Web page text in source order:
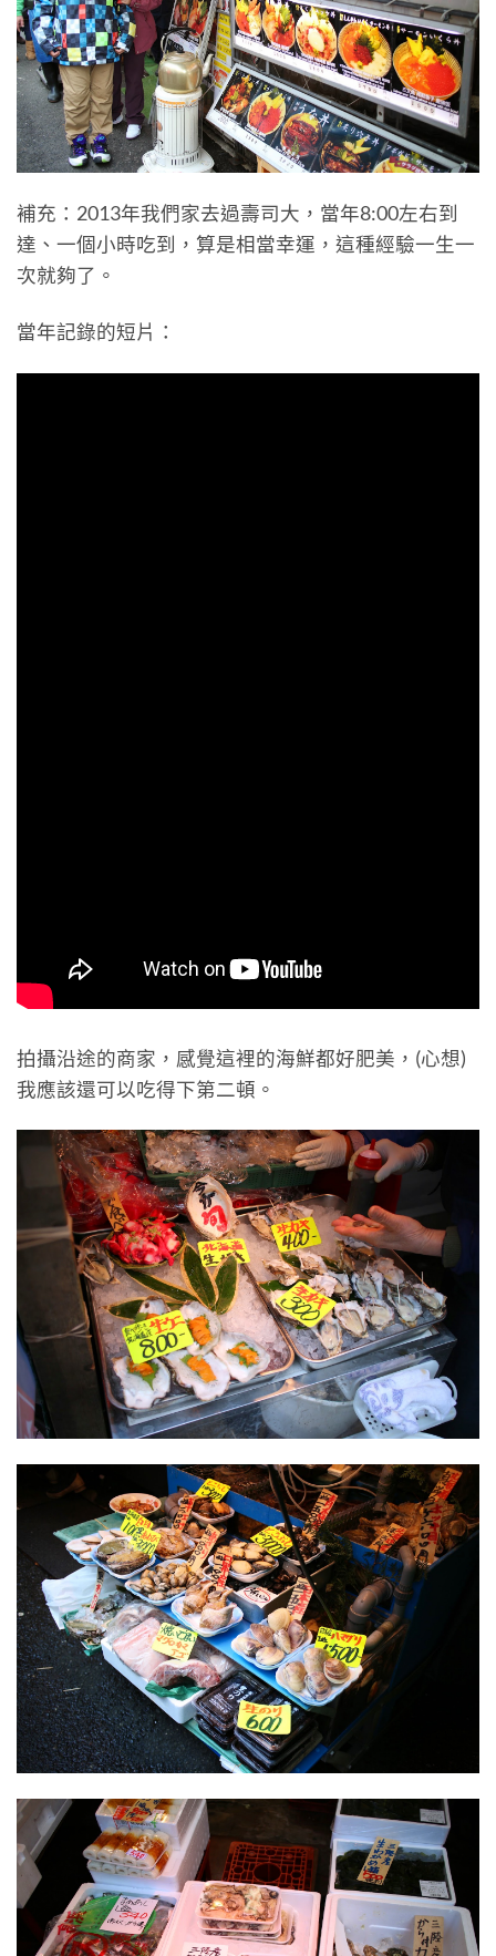
補充：2013年我們家去過壽司大，當年8:00左右到
達、一個小時吃到，算是相當幸運，這種經驗一生一
次就夠了。
當年記錄的短片：
拍攝沿途的商家，感覺這裡的海鮮都好肥美，(心想)
我應該還可以吃得下第二頓。